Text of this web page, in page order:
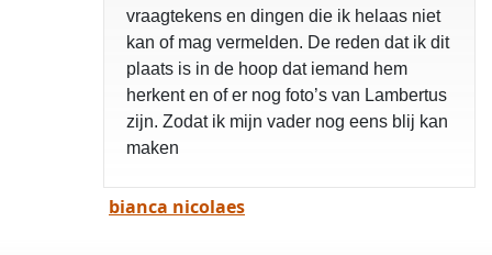
vraagtekens en dingen die ik helaas niet
kan of mag vermelden. De reden dat ik dit
plaats is in de hoop dat iemand hem
herkent en of er nog foto’s van Lambertus
zijn. Zodat ik mijn vader nog eens blij kan
maken
bianca nicolaes